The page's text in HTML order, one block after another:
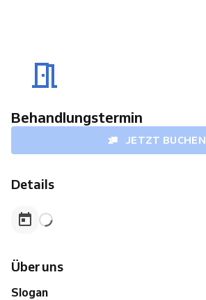
Behandlungstermin
JETZT BUCHEN
Details
Über uns
Slogan